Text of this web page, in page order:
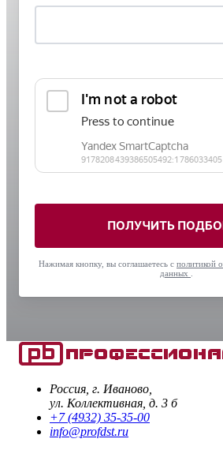
ПОЛУЧИТЬ
Нажимая кнопку, вы соглашаетесь с политикой
данных
Россия, г. Иваново,
ул. Коллективная, д. 3 б
+7 (4932) 35-35-00
info@profdst.ru